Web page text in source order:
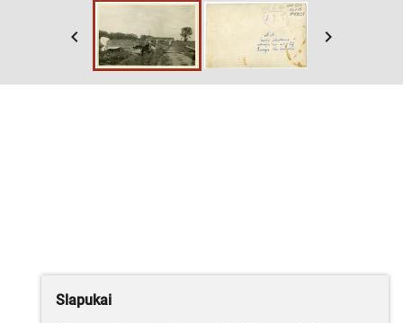
keyboard_arrow_left keyboard_arrow_right
Slapukai